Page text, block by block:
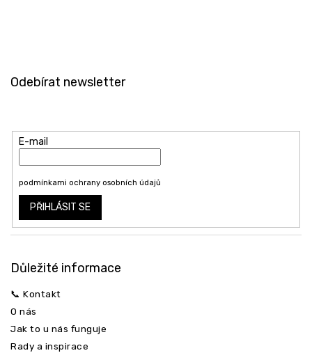
Odebírat newsletter
E-mail
podmínkami ochrany osobních údajů
PŘIHLÁSIT SE
Důležité informace
📞 Kontakt
O nás
Jak to u nás funguje
Rady a inspirace